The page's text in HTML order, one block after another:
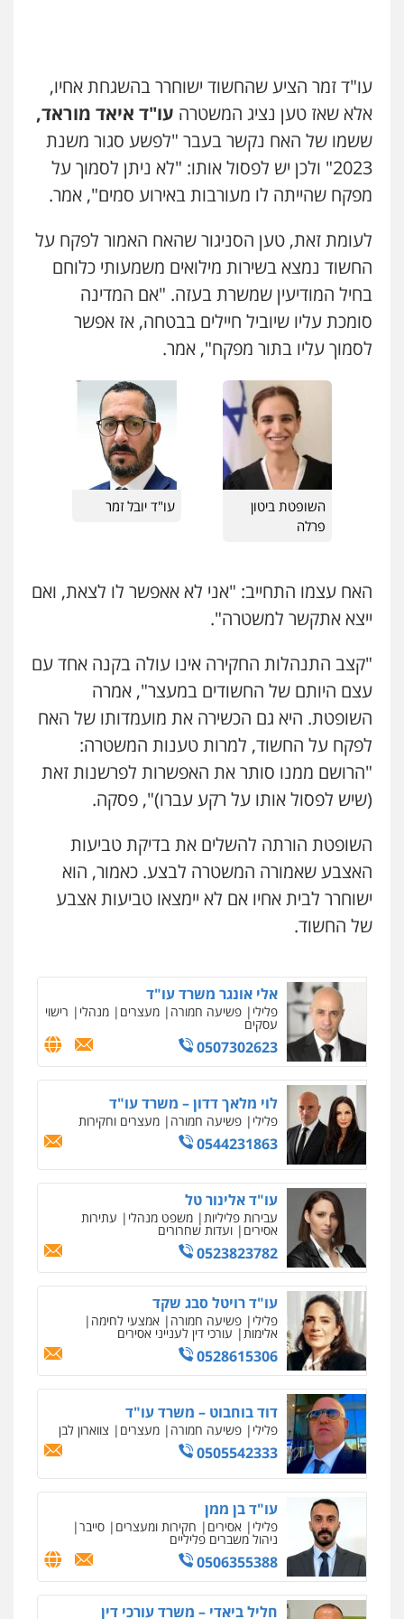
0505555110
עו"ד משה פלמור
פלילי כלכלי צווארון לבן עורכי דין לענייני
אסירים
0549732303
סלימאן אבו שעירה – משרד עורכי דין
0547780927
עו"ד אסף גונן
פלילי פשע חמור תעבורה צבא מעצרים
וחקירות
0542255161
גל דהן – משרד עורך דין פלילי
פלילי פשיעה חמורה סמים מעצרים
וחקירות
0544723840
פלילי עורכי דין לענייני אסירים מעצרים
סמים רכוש
0548009246
עו"ד אלון ארז
פלילי צבאי סמים אלימות במשפחה
לבן
0507368203
שחר לדובסקי, עו"ד
מעצרים וחקירות עבירות המתה
דין לענייני אסירים
עו"ד איהאב ג'לג'ולי
פלילי מעצרים וחקירות עורכי דין לענייני
אסירים
עו"ד שלומי שרון
פלילי צבאי מעצרים וחקירות
0547342002
עו"ד אלון קריטי
פלילי כלכלי אלימות סמים מעצרים
0525544654
מנשה, אלמוג – עורכי דין
פלילי עבירות תנועה
עורכי דין לענייני אסירים מעצרים וחקירות
0546470989
עו"ד זוהר ארבל
פלילי פשיעה חמורה מעצרים וחקירות
קטינים
0538788878
עו"ד אסף דוק
פלילי עבירות מין סמים והימורים
חמורה חקירות ומעצרים צווארון לבן והונאה
0526885006
עו"ד זמר הציע שהחשוד ישוחרר בהשגחת אחיו,
אלא שאז טען נציג המשטרה עו"ד איאד מוראד,
ששמו של האח נקשר בעבר "לפשע סגור משנת
2023" ולכן יש לפסול אותו: "לא ניתן לסמוך על
מפקח שהייתה לו מעורבות באירוע סמים", אמר.
לעומת זאת, טען הסניגור שהאח האמור לפקח על
החשוד נמצא בשירות מילואים משמעותי כלוחם
בחיל המודיעין שמשרת בעזה. "אם המדינה
סומכת עליו שיוביל חיילים בבטחה, אז אפשר
לסמוך עליו בתור מפקח", אמר.
השופטת ביטון
פרלה
עו"ד יובל זמר
האח עצמו התחייב: "אני לא אאפשר לו לצאת, ואם
ייצא אתקשר למשטרה".
"קצב התנהלות החקירה אינו עולה בקנה אחד עם
עצם היותם של החשודים במעצר", אמרה
השופטת. היא גם הכשירה את מועמדותו של האח
לפקח על החשוד, למרות טענות המשטרה:
"הרושם ממנו סותר את האפשרות לפרשנות זאת
(שיש לפסול אותו על רקע עברו)", פסקה.
השופטת הורתה להשלים את בדיקת טביעות
האצבע שאמורה המשטרה לבצע. כאמור, הוא
ישוחרר לבית אחיו אם לא יימצאו טביעות אצבע
של החשוד.
פלילי פשיעה חמורה חקירות ומעצרים
נוער עורכי דין לענייני אסירים תעבורה
0549475678
עו"ד אורנת קמרון
פלילי תעבורה עורכי דין לענייני אסירים
משפחה נוער
שני אלגרבלי – משרד עורכי דין
פלילי עורכי דין לענייני אסירים תעבורה
0507120031
עו"ד אייל אביטל
פלילי פשיעה חמורה מעצרים וחקירות
0544712201
עו"ד בועז קניג
פלילי כלכלי צבאי
ויקי שמואל – משרד עו"ד
0528959600
קורל קרוז – עורך דין פלילי
משפט פלילי
0545437431
עו"ד עלי סעדי
פלילי פשיעה חמורה ליווי וייצוג בחקירות
0508824984
עו"ד שגיא אקו
פלילי מעצרים וחקירות סמים עבירות מין
אלי אונגר משרד עו"ד
פלילי פשיעה חמורה מעצרים מנהלי רישוי
עסקים
0507302623
לוי מלאך דדון – משרד עו"ד
פלילי פשיעה חמורה מעצרים וחקירות
0544231863
עו"ד אלינור טל
עבירות פליליות משפט מנהלי עתירות
אסירים ועדות שחרורים
0523823782
עו"ד רויטל סבג שקד
פלילי פשיעה חמורה אמצעי לחימה
אלימות עורכי דין לענייני אסירים
0528615306
דוד בוחבוט – משרד עו"ד
פלילי פשיעה חמורה מעצרים צווארון לבן
0505542333
עו"ד בן ממן
פלילי אסירים חקירות ומעצרים סייבר
ניהול משברים פליליים
0506355388
חליל ביאדי – משרד עורכי דין